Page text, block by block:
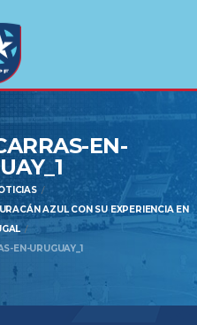
EN-
AZUL CON SU EXPERIENCIA EN
EN-URUGUAY_1